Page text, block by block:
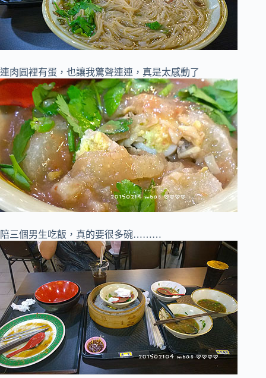
連肉圓裡有蛋，也讓我驚聲連連，真是太感動了
陪三個男生吃飯，真的要很多碗………